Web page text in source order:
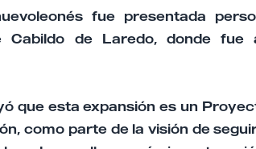
fue presentada
Cabildo de Laredo, donde fue
que esta expansión es un
como parte de la visión de